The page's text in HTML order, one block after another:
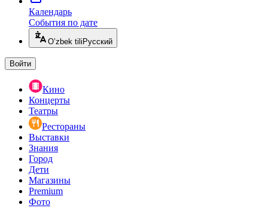
Календарь
События по дате
O’zbek tili Русский
Войти
Кино
Концерты
Театры
Рестораны
Выставки
Знания
Город
Дети
Магазины
Premium
Фото